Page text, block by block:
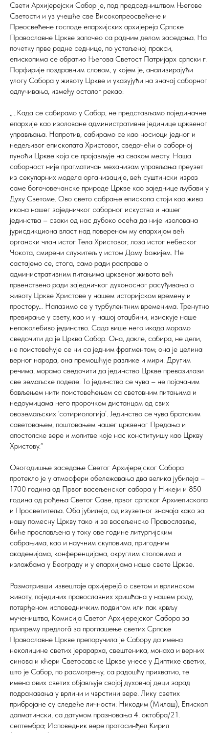
Свети Архијерејски Сабор је, под председништвом Његове
Светости и уз учешће све Високопреосвећене и
Преосвећене господе епархијских архијереја Српске
Православне Цркве започео са радним делом заседања. На
почетку прве радне седнице, по устаљеној пракси,
епископима се обратио Његова Светост Патријарх српски г.
Порфирије поздравним словом, у којем је, анализирајући
улогу Сабора у животу Цркве и указујући на значај саборног
одлучивања, између осталог рекао:
„...Када се сабирамо у Сабор, не представљамо појединачне
епархије као изоловане административне јединице црквеног
управљања. Напротив, сабирамо се као носиоци једног и
недељивог епископата Христовог, сведочећи о саборној
пуноћи Цркве која се пројављује на сваком месту. Наша
саборност није прагматичан механизам управљања преузет
из секуларних модела организације, већ суштински израз
саме богочовечанске природе Цркве као заједнице љубави у
Духу Светоме. Ово свето сабрање епископа стоји као жива
икона нашег заједничког саборног искуства и нашег
јединства – сваки од нас дубоко осећа да није изолована
јурисдикциона власт над повереном му епархијом већ
органски члан истог Тела Христовог, лоза истог небеског
Чокота, смирени служитељ у истом Дому Божијем. Не
састајемо се, стога, само ради расправе о
административним питањима црквеног живота већ
првенствено ради заједничког духоносног расуђивања о
животу Цркве Христове у нашем историјском времену и
простору… Налазимо се у турбулентним временима. Тренутно
превирање у свету, као и у нашој отаџбини, изискује наше
непоколебиво јединство. Сада више него икада морамо
сведочити да је Црква Сабор. Она, дакле, сабира, не дели,
не поистовећује се ни са једним фрагментом; она је целина
верног народа, она премошћује разлике и мири. Другим
речима, морамо сведочити да јединство Цркве превазилази
све земаљске поделе. То јединство се чува – не појачаним
бављењем нити поистовећењем са световним питањима и
недоумицама него пророчком дистанцом од свих
овоземаљских ‘сотириологија’. Јединство се чува братским
саветовањем, поштовањем нашег црквеног Предања и
апостолске вере и молитве које нас конституишу као Цркву
Христову.“
Овогодишње заседање Светог Архијерејског Сабора
протекло је у атмосфери обележавања два велика јубилеја –
1700 година од Првог васељенског сабора у Никеји и 850
година од рођења Светог Саве, првог српског Архиепископа
и Просветитеља. Оба јубилеја, од изузетног значаја како за
нашу помесну Цркву тако и за васељенско Православље,
биће прослављена у току ове године литургијским
сабрањима, као и научним скуповима, пригодним
академијама, конференцијама, округлим столовима и
изложбама у Београду и у епархијама наше свете Цркве.
Размотривши извештаје архијерејâ о светом и врлинском
животу, појединих православних хришћана у нашем роду,
потврђеном исповедничким подвигом или пак крвљу
мучеништва, Комисија Светог Архијерејског Сабора за
припрему предлогâ за проглашење светих Српске
Православне Цркве препоручила је Сабору да имена
неколицине светих јерарарха, свештеника, монаха и верних
синова и кћери Светосавске Цркве унесе у Диптихе светих,
што је Сабор, по расмотрењу, са радошћу прихватио, те
имена ових светих објављује својој духовној деци зарад
подражавања у врлини и чврстини вере. Лику светих
прибројане су следеће личности: Никодим (Милаш), Епископ
далматински, са датумом празновања 4. октобра/21.
септембра; Исповедник вере протосинђел Кирил